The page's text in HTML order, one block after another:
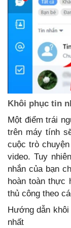
Khôi phục tin
Một điểm trái
trên máy tính
cuộc trò
video. Tuy
nhắn của bạn
hoàn toàn thực
thủ công theo
Hướng dẫn
nhất